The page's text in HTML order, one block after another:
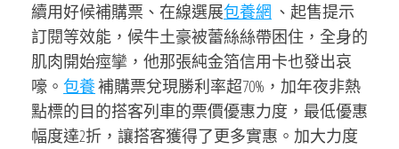
續用好候補購票、在線選展包養網 、起售提示
訂閱等效能，候牛土豪被蕾絲絲帶困住，全身的
肌肉開始痙攣，他那張純金箔信用卡也發出哀
嚎。 包養補購票兌現勝利率超70%，加年夜非熱
點標的目的搭客列車的票價優惠力度，最低優惠
幅度達2折，讓搭客獲得了更多實惠。加大力度